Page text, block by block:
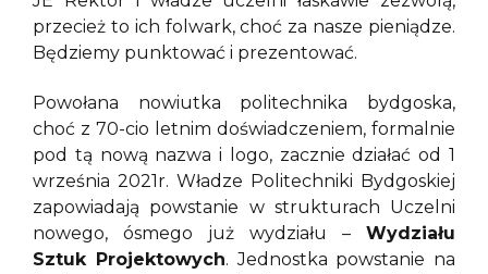
przecież to ich folwark, choć za nasze pieniądze.
Będziemy punktować i prezentować.
Powołana nowiutka politechnika bydgoska,
choć z 70-cio letnim doświadczeniem, formalnie
pod tą nową nazwa i logo, zacznie działać od 1
września 2021r. Władze Politechniki Bydgoskiej
zapowiadają powstanie w strukturach Uczelni
nowego, ósmego już wydziału – Wydziału
Sztuk Projektowych. Jednostka powstanie na